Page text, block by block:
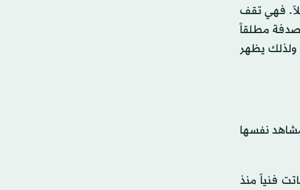
فهي تقف
مطلقاً
ولذلك يظهر
نفسها
فنياً منذ